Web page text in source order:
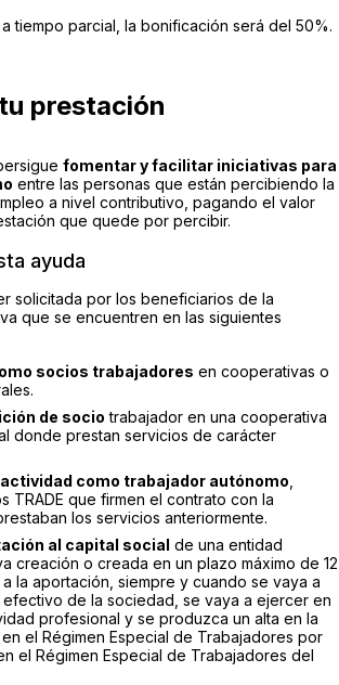
tiempo parcial, la bonificación será del 50%.
prestación
fomentar y facilitar iniciativas para
entre las personas que están percibiendo la
a nivel contributivo, pagando el valor
que quede por percibir.
ayuda
solicitada por los beneficiarios de la
que se encuentren en las siguientes
socios trabajadores en cooperativas o
de socio trabajador en una cooperativa
donde prestan servicios de carácter
como trabajador autónomo,
TRADE que firmen el contrato con la
los servicios anteriormente.
al capital social de una entidad
creación o creada en un plazo máximo de 12
la aportación, siempre y cuando se vaya a
de la sociedad, se vaya a ejercer en
profesional y se produzca un alta en la
el Régimen Especial de Trabajadores por
el Régimen Especial de Trabajadores del